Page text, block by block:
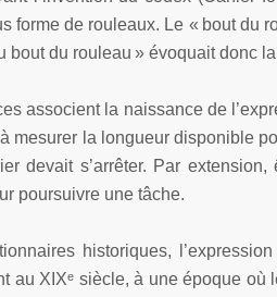
forme de rouleaux. Le « bout du
bout du rouleau » évoquait donc la
associent la naissance de
mesurer la longueur disponible
devait s’arrêter. Par
poursuivre une tâche.
historiques,
au XIXᵉ siècle, à une époque